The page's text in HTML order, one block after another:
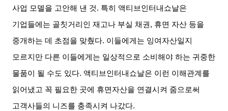
사업 모델을 고안해 낸 것. 특히 액티브인터내쇼날은
기업들에는 골칫거리인 재고나 부실 채권, 휴면 자산 등을
중개하는 데 초점을 맞췄다. 이들에게는 잉여자산일지
모르지만 다른 이들에게는 일상적으로 소비해야 하는 귀중한
물품이 될 수도 있다. 액티브인터내쇼날은 이런 이해관계를
읽어냈고 꼭 필요한 곳에 휴면자산을 연결시켜 줌으로써
고객사들의 니즈를 충족시켜 나갔다.